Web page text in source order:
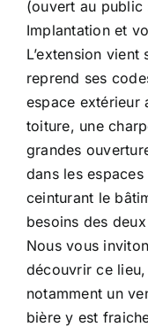
(ouvert au public
Implantation et
L’extension
reprend ses
espace extérieur
toiture, une
grandes
dans les
ceinturant le
besoins des
Nous vous
découvrir ce
notamment un
bière y est